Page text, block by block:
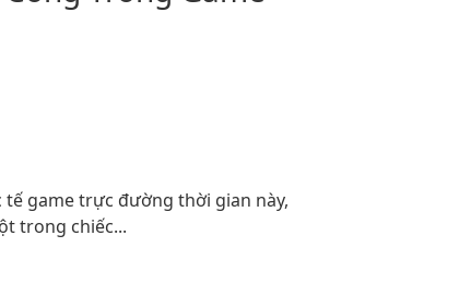
game trực đường thời gian này,
trong chiếc...